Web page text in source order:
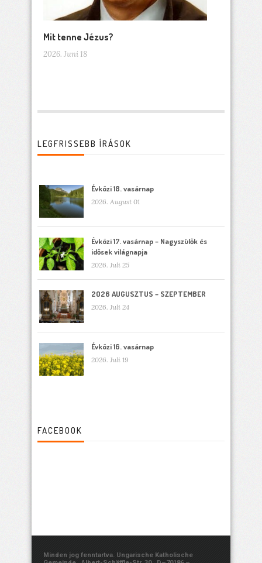
Mit tenne Jézus?
2026. Juni 18
LEGFRISSEBB ÍRÁSOK
Évközi 18. vasárnap
2026. August 01
Évközi 17. vasárnap – Nagyszülők és
idősek világnapja
2026. Juli 25
2026 AUGUSZTUS – SZEPTEMBER
2026. Juli 24
Évközi 16. vasárnap
2026. Juli 19
FACEBOOK
Minden jog fenntartva. Ungarische Katholische